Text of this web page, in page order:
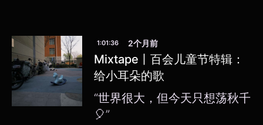
1:01:36 2个月前
Mixtape丨百会儿童节特辑：
给小耳朵的歌
“世界很大，但今天只想荡秋千
🎈”